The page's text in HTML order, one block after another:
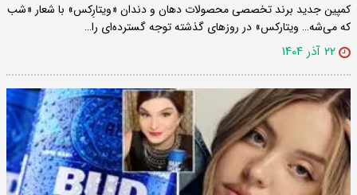
کمپین جدید برند تخصصی محصولات دهان و دندان «ویتارِکس» با شعار «شب
که می‌شه… ویتارکس» در روزهای گذشته توجه گسترده‌ای را…
۲۲ آذر ۱۴۰۴